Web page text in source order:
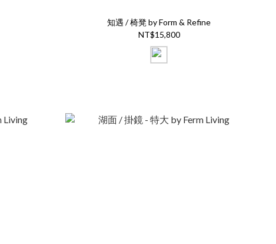
知遇 / 椅凳 by Form & Refine
NT$15,800